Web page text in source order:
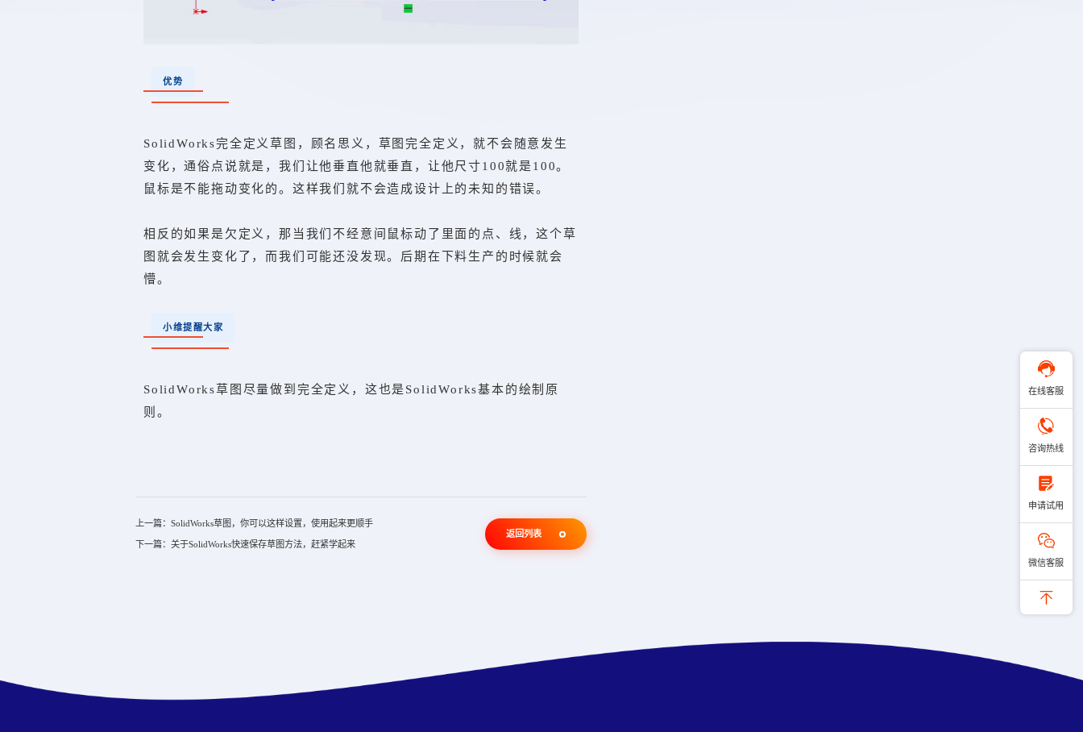
优势
SolidWorks完全定义草图，顾名思义，草图完全定义，就不会随意发生
变化，通俗点说就是，我们让他垂直他就垂直，让他尺寸100就是100。
鼠标是不能拖动变化的。这样我们就不会造成设计上的未知的错误。
相反的如果是欠定义，那当我们不经意间鼠标动了里面的点、线，这个草
图就会发生变化了，而我们可能还没发现。后期在下料生产的时候就会
懵。
小维提醒大家
SolidWorks草图尽量做到完全定义，这也是SolidWorks基本的绘制原
则。
上一篇：SolidWorks草图，你可以这样设置，使用起来更顺手
下一篇：关于SolidWorks快速保存草图方法，赶紧学起来
返回列表
在线客服
咨询热线
申请试用
微信客服